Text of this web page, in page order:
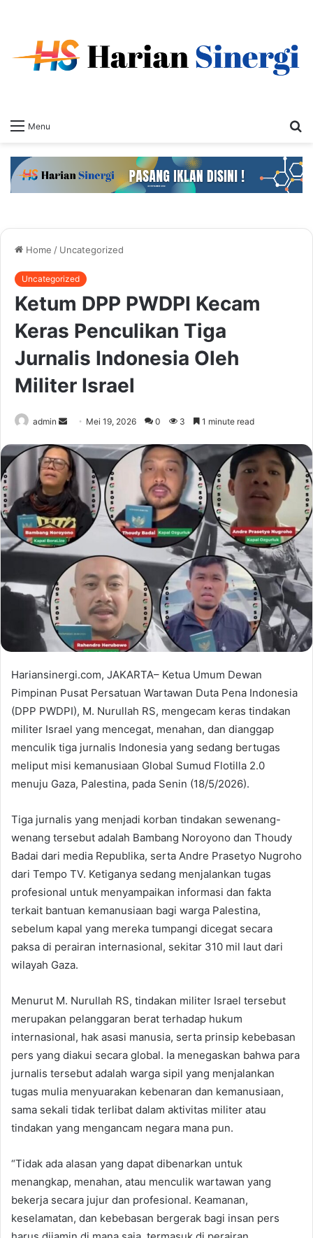
Menu
Home / Uncategorized
Uncategorized
Ketum DPP PWDPI Kecam
Keras Penculikan Tiga
Jurnalis Indonesia Oleh
Militer Israel
admin
Send
email
Mei 19, 2026 0 3 1 minute read
Hariansinergi.com, JAKARTA– Ketua Umum Dewan
Pimpinan Pusat Persatuan Wartawan Duta Pena Indonesia
(DPP PWDPI), M. Nurullah RS, mengecam keras tindakan
militer Israel yang mencegat, menahan, dan dianggap
menculik tiga jurnalis Indonesia yang sedang bertugas
meliput misi kemanusiaan Global Sumud Flotilla 2.0
menuju Gaza, Palestina, pada Senin (18/5/2026).
Tiga jurnalis yang menjadi korban tindakan sewenang-
wenang tersebut adalah Bambang Noroyono dan Thoudy
Badai dari media Republika, serta Andre Prasetyo Nugroho
dari Tempo TV. Ketiganya sedang menjalankan tugas
profesional untuk menyampaikan informasi dan fakta
terkait bantuan kemanusiaan bagi warga Palestina,
sebelum kapal yang mereka tumpangi dicegat secara
paksa di perairan internasional, sekitar 310 mil laut dari
wilayah Gaza.
Menurut M. Nurullah RS, tindakan militer Israel tersebut
merupakan pelanggaran berat terhadap hukum
internasional, hak asasi manusia, serta prinsip kebebasan
pers yang diakui secara global. Ia menegaskan bahwa para
jurnalis tersebut adalah warga sipil yang menjalankan
tugas mulia menyuarakan kebenaran dan kemanusiaan,
sama sekali tidak terlibat dalam aktivitas militer atau
tindakan yang mengancam negara mana pun.
“Tidak ada alasan yang dapat dibenarkan untuk
menangkap, menahan, atau menculik wartawan yang
bekerja secara jujur dan profesional. Keamanan,
keselamatan, dan kebebasan bergerak bagi insan pers